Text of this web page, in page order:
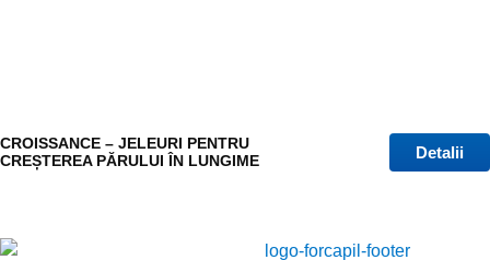
CROISSANCE – JELEURI PENTRU
CREȘTEREA PĂRULUI ÎN LUNGIME
Detalii